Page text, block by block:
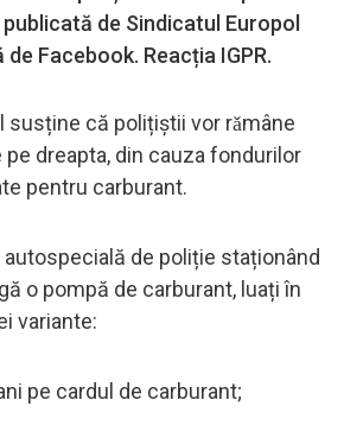
de Sindicatul Europol
Facebook. Reacția IGPR.
susține că polițiștii vor rǎmâne
dreapta, din cauza fondurilor
pentru carburant.
autospecială de poliție staționând
o pompă de carburant, luați în
variante:
pe cardul de carburant;